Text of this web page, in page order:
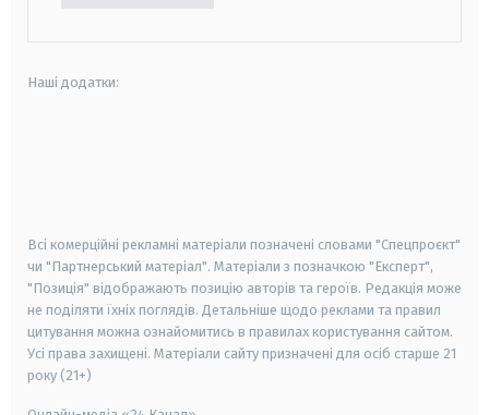
Наші додатки:
Всі комерційні рекламні матеріали позначені словами "Спецпроєкт"
чи "Партнерський матеріал". Матеріали з позначкою "Експерт",
"Позиція" відображають позицію авторів та героїв. Редакція може
не поділяти їхніх поглядів. Детальніше щодо реклами та правил
цитування можна ознайомитись в правилах користування сайтом.
Усі права захищені. Матеріали сайту призначені для осіб старше 21
року (21+)